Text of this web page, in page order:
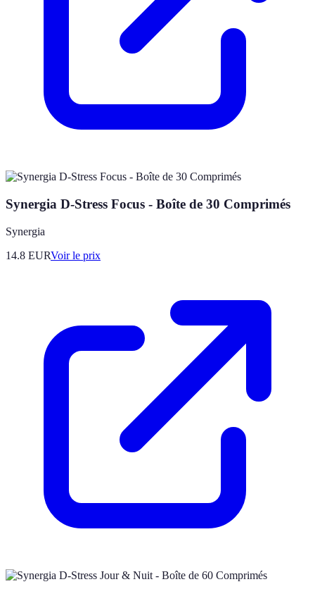
Synergia D-Stress Focus - Boîte de 30 Comprimés
Synergia
14.8 EURVoir le prix